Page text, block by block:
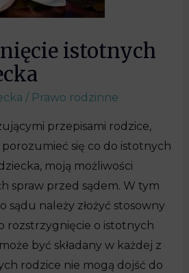
istotnych
/ Prawo rodzinne
przepisami rodzice,
się co do istotnych
moją możliwości
spraw przed sądem. W tym
sądu należy złożyć stosowny
rozstrzygnięcie o istotnych
być składany w każdej z
rodzice nie mogą dojść do